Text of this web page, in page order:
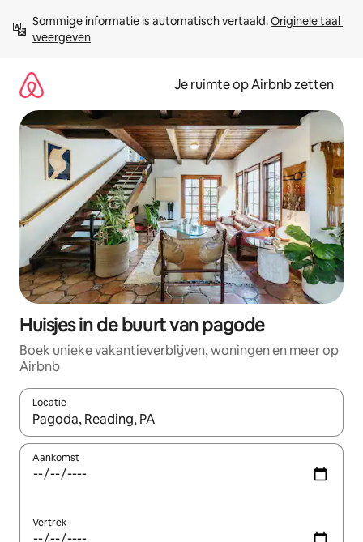
direct
naar
Sommige informatie is automatisch vertaald. Originele taal
weergeven
Je ruimte op Airbnb zetten
Huisjes in de buurt van pagode
Boek unieke vakantieverblijven, woningen en meer op
Airbnb
Locatie
Wanneer er suggesties beschikbaar zijn, maak je een keuze
Aankomst
Vertrek